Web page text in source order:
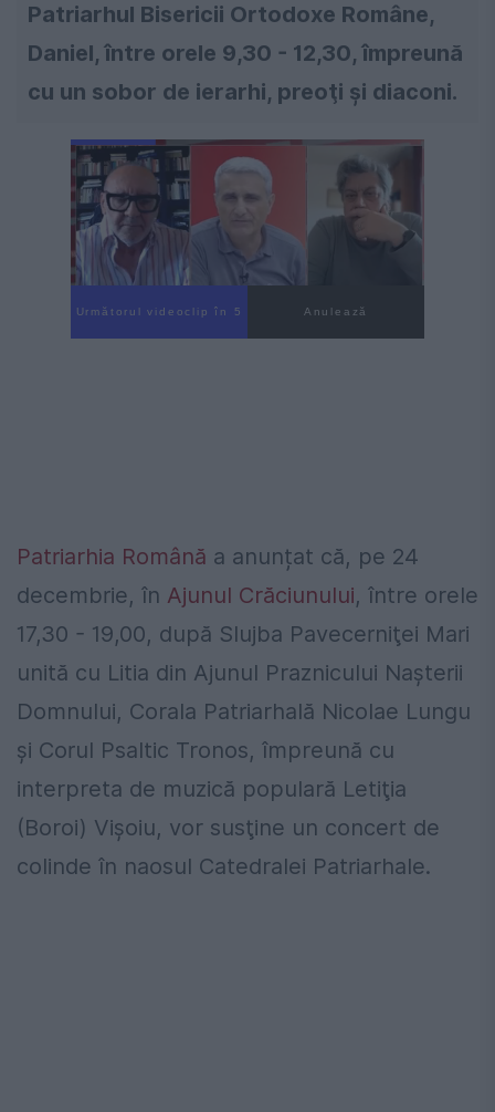
Patriarhul Bisericii Ortodoxe Române,
Daniel, între orele 9,30 - 12,30, împreună
cu un sobor de ierarhi, preoţi şi diaconi.
Următorul videoclip în 4 Anulează
Patriarhia Română a anunțat că, pe 24
decembrie, în Ajunul Crăciunului, între orele
17,30 - 19,00, după Slujba Pavecerniţei Mari
unită cu Litia din Ajunul Praznicului Naşterii
Domnului, Corala Patriarhală Nicolae Lungu
şi Corul Psaltic Tronos, împreună cu
interpreta de muzică populară Letiţia
(Boroi) Vişoiu, vor susţine un concert de
colinde în naosul Catedralei Patriarhale.